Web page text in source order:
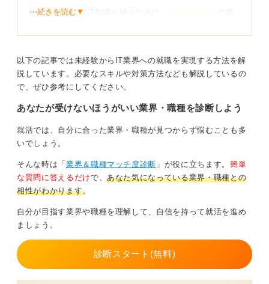
まずは基礎的なIT知識を補うために、 ITパスポート
トインストール）を活用し、学習姿勢を示しましょう。
実務経験ではなく、自分で調べて試し理解を深める力が
評価されます。この主体的な学習姿勢が、入社後の成長
を期待させる材料となります。
SEの仕事の本質を理解し文系的な強みをつなげよう
就活を進めるうえでは、SEの仕事が、要件整理→設計→
しょう。
特に文系学生はコミュニケーション力・文章化能力・問
仕事は技術力だけでなく、顧客やチームとの連携が不可
欠だからです。
面接では「未経験なので不安」ではなく「〇〇を学習
⋯続きを読む▼
以下の記事では未経験からIT業界への就職を実現する方法を解
説しています。必要なスキルや対策方法なども解説しているの
で、ぜひ参考にしてください。
あなたが受けないほうがいい業界・職種を診断しよう
就活では、自分に合った業界・職種が見つからず悩むことも多
いでしょう。
そんな時は「 業界＆職種マッチ度診断 」が役に立ちます。 簡単
な質問に答えるだけで、あなた気になっている業界・職種との
相性がわかります。
自分が目指す業界や職種を理解して、自信を持って就活を進め
ましょう。
診断スタート(無料)